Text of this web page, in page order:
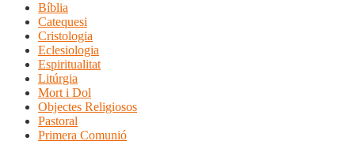
Bíblia
Catequesi
Cristologia
Eclesiologia
Espiritualitat
Litúrgia
Mort i Dol
Objectes Religiosos
Pastoral
Primera Comunió